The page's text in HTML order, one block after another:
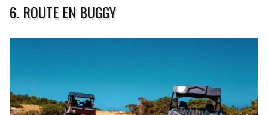
6. ROUTE EN BUGGY